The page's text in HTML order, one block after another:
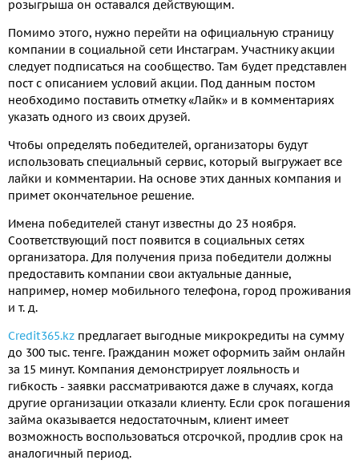
розыгрыша он оставался действующим.
Помимо этого, нужно перейти на официальную страницу
компании в социальной сети Инстаграм. Участнику акции
следует подписаться на сообщество. Там будет представлен
пост с описанием условий акции. Под данным постом
необходимо поставить отметку «Лайк» и в комментариях
указать одного из своих друзей.
Чтобы определять победителей, организаторы будут
использовать специальный сервис, который выгружает все
лайки и комментарии. На основе этих данных компания и
примет окончательное решение.
Имена победителей станут известны до 23 ноября.
Соответствующий пост появится в социальных сетях
организатора. Для получения приза победители должны
предоставить компании свои актуальные данные,
например, номер мобильного телефона, город проживания
и т. д.
Credit365.kz предлагает выгодные микрокредиты на сумму
до 300 тыс. тенге. Гражданин может оформить займ онлайн
за 15 минут. Компания демонстрирует лояльность и
гибкость - заявки рассматриваются даже в случаях, когда
другие организации отказали клиенту. Если срок погашения
займа оказывается недостаточным, клиент имеет
возможность воспользоваться отсрочкой, продлив срок на
аналогичный период.